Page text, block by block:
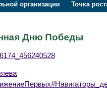
организации Точка
Дню Победы